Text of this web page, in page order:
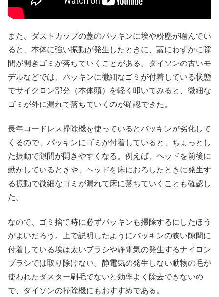
また、ダストカップの蓋のパッキンに埃や粉塵が噛んでい
ると、本体に強い振動が発生したときに、蓋にわずかに隙
間が開きゴミが落ちていくことがある。ダイソンの古いモ
デルなどでは、パッキンに微細なゴミが付着している状態
でサイクロン部分（本体頭）を軽く叩いてみると、微細な
ゴミが外に漏れて落ちていくのが確認できた。
長年コードレス掃除機を使っているとパッキンが劣化して
くるので、パッキンにゴミが付着していると、ちょっとし
た振動で隙間が開きやすくなる。例えば、ヘッドを前後に
動かしているときや、ヘッドを床におろしたときに発生す
る振動で微細なゴミが漏れて床に落ちていくことも確認し
た。
なので、ゴミ捨て時に必ずパッキンも掃除するにしたほう
がよいだろう。上で説明したようにパッキンの狭い隙間に
付着している埃は太いブラシや静電気の発生するナイロン
ブラシでは取り除けない。静電気の発生しない動物の毛が
使われたダスター刷毛でないと効率よく除去できないの
で、ダイソンの掃除機にもおすすめである。